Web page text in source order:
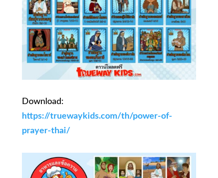
Download:
https://truewaykids.com/th/power-of-
prayer-thai/